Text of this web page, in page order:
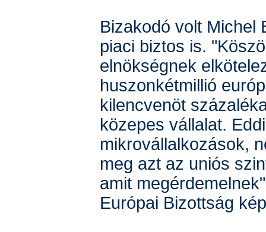
Bizakodó volt Michel
piaci biztos is.
elnökségnek
huszonkétmillió
kilencvenöt
közepes vállalat.
mikrovállalkozások,
meg azt az uniós
amit
Európai Bizottság